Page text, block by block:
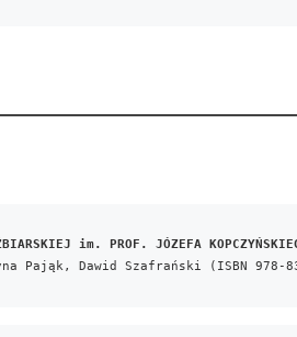
im. PROF. JÓZEFA
Pająk, Dawid Szafrański (ISBN 978-